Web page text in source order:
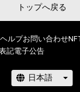
トップへ戻る
ヘルプお問い合わせ
記電子公告